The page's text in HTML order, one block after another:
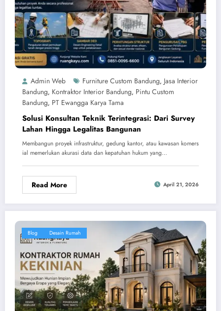
Admin Web Furniture Custom Bandung, Jasa Interior
Bandung, Kontraktor Interior Bandung, Pintu Custom
Bandung, PT Ewangga Karya Tama
Solusi Konsultan Teknik Terintegrasi: Dari Survey
Lahan Hingga Legalitas Bangunan
Membangun proyek infrastruktur, gedung kantor, atau kawasan komers
ial memerlukan akurasi data dan kepatuhan hukum yang…
Read More April 21, 2026
Blog Desain Rumah